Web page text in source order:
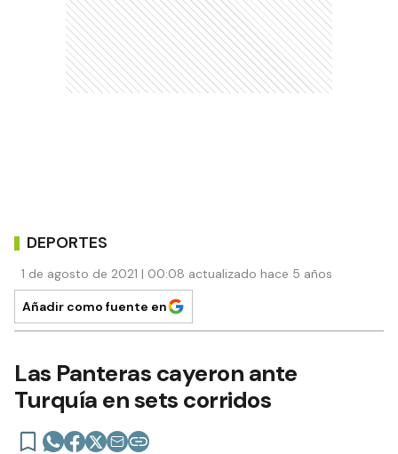
DEPORTES
1 de agosto de 2021 | 00:08 actualizado hace 5 años
Añadir como fuente en
Las Panteras cayeron ante
Turquía en sets corridos